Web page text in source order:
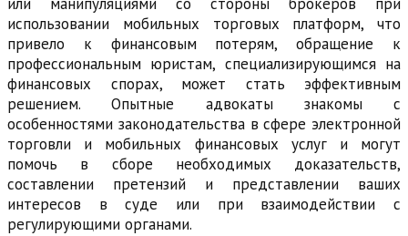
использовании мобильных торговых платформ, что
привело к финансовым потерям, обращение к
профессиональным юристам, специализирующимся на
финансовых спорах, может стать эффективным
решением. Опытные адвокаты знакомы с
особенностями законодательства в сфере электронной
торговли и мобильных финансовых услуг и могут
помочь в сборе необходимых доказательств,
составлении претензий и представлении ваших
интересов в суде или при взаимодействии с
регулирующими органами.